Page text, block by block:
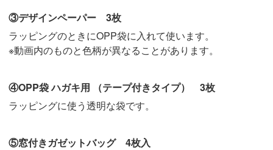
③デザインペーパー 3枚
ラッピングのときにOPP袋に入れて使います。
※動画内のものと色柄が異なることがあります。
④OPP袋 ハガキ用 （テープ付きタイプ） 3枚
ラッピングに使う透明な袋です。
⑤窓付きガゼットバッグ 4枚入